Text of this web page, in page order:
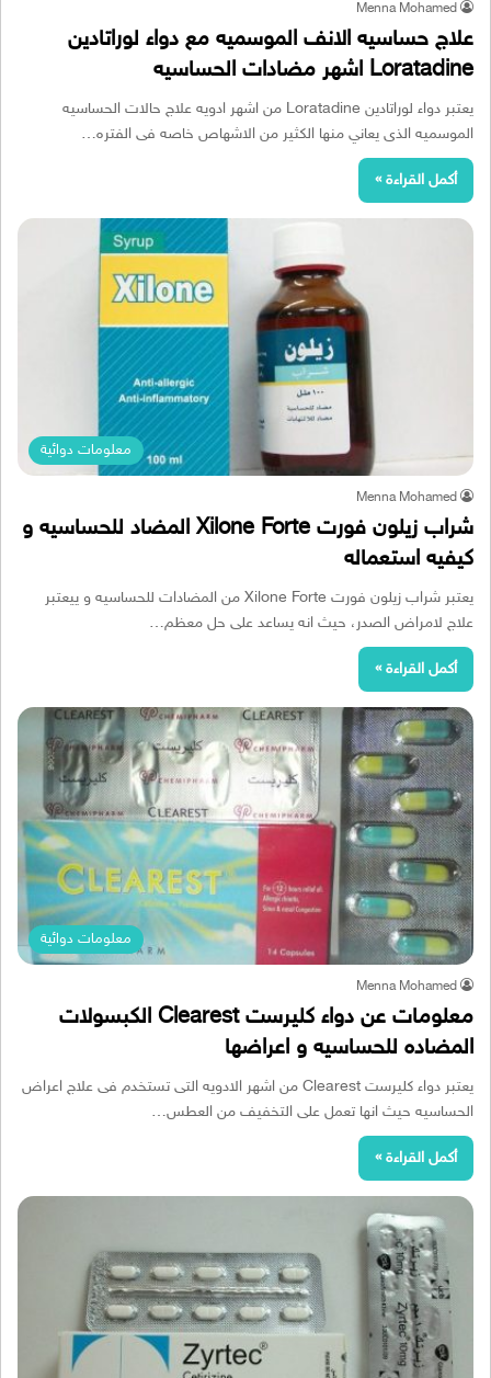
Menna Mohamed
علاج حساسيه الانف الموسميه مع دواء لوراتادين
Loratadine اشهر مضادات الحساسيه
يعتبر دواء لوراتادين Loratadine من اشهر ادويه علاج حالات الحساسيه
الموسميه الذى يعاني منها الكثير من الاشهاص خاصه فى الفتره…
أكمل القراءة »
معلومات دوائية
Menna Mohamed
شراب زيلون فورت Xilone Forte المضاد للحساسيه و
كيفيه استعماله
يعتبر شراب زيلون فورت Xilone Forte من المضادات للحساسيه و ييعتبر
علاج لامراض الصدر، حيث انه يساعد على حل معظم…
أكمل القراءة »
معلومات دوائية
Menna Mohamed
معلومات عن دواء كليرست Clearest الكبسولات
المضاده للحساسيه و اعراضها
يعتبر دواء كليرست Clearest من اشهر الادويه التى تستخدم فى علاج اعراض
الحساسيه حيث انها تعمل على التخفيف من العطس…
أكمل القراءة »